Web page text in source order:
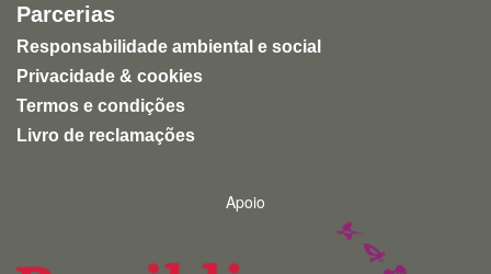
Parcerias
Responsabilidade ambiental e social
Privacidade & cookies
Termos e condições
Livro de reclamações
Apoio